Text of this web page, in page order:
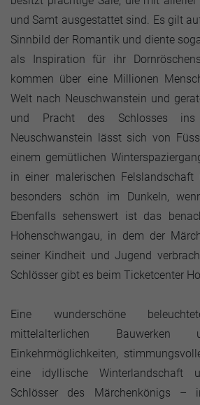
und Samt ausgestattet sind. Es gilt
Sinnbild der Romantik und diente
als Inspiration für ihr
kommen über eine Millionen
Welt nach Neuschwanstein und
und Pracht des Schlosses ins
Neuschwanstein lässt sich von
einem gemütlichen
in einer malerischen
besonders schön im Dunkeln,
Ebenfalls sehenswert ist das
Hohenschwangau, in dem der
seiner Kindheit und Jugend
Schlösser gibt es beim Ticketcenter
Eine wunderschöne
mittelalterlichen Bauwerken
Einkehrmöglichkeiten,
eine idyllische Winterlandschaft
Schlösser des Märchenkönigs –